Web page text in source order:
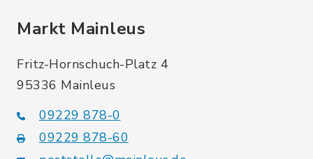
Markt Mainleus
Fritz-Hornschuch-Platz 4
95336 Mainleus
09229 878-0
09229 878-60